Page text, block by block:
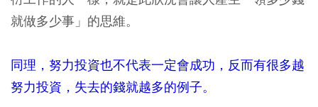
就做多少事」的思維。
同理，努力投資也不代表一定會成功，反而有很多越
努力投資，失去的錢就越多的例子。